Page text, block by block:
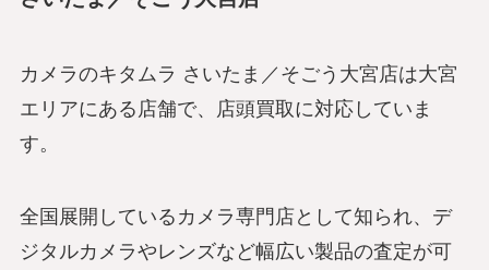
カメラのキタムラ さいたま／そごう大宮店は大宮
エリアにある店舗で、店頭買取に対応していま
す。
全国展開しているカメラ専門店として知られ、デ
ジタルカメラやレンズなど幅広い製品の査定が可